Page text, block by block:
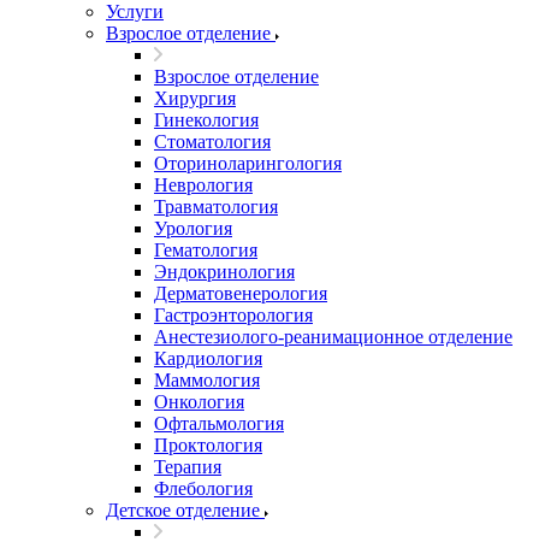
Услуги
Взрослое отделение
Взрослое отделение
Хирургия
Гинекология
Стоматология
Оториноларингология
Неврология
Травматология
Урология
Гематология
Эндокринология
Дерматовенерология
Гастроэнторология
Анестезиолого-реанимационное отделение
Кардиология
Маммология
Онкология
Офтальмология
Проктология
Терапия
Флебология
Детское отделение